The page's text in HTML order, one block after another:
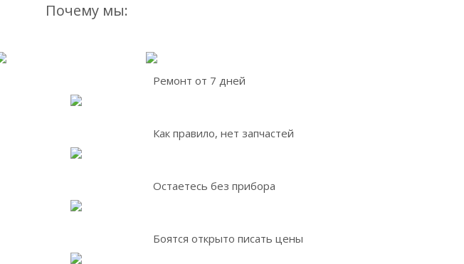
Почему мы:
Ремонт от 7 дней
Как правило, нет запчастей
Остаетесь без прибора
Боятся открыто писать цены